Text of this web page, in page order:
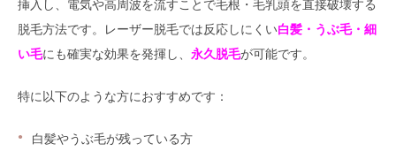
挿入し、電気や高周波を流すことで毛根・毛乳頭を直接破壊する
脱毛方法です。レーザー脱毛では反応しにくい白髪・うぶ毛・細
い毛にも確実な効果を発揮し、 永久脱毛が可能です。
特に以下のような方におすすめです：
白髪やうぶ毛が残っている方